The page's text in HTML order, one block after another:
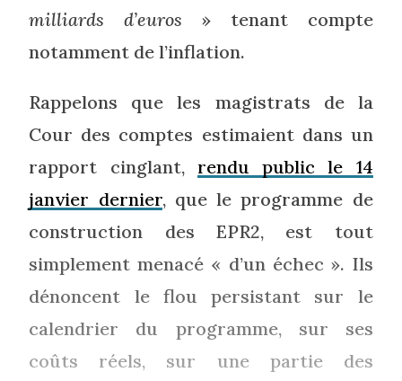
milliards d’euros » tenant compte
notamment de l’inflation.
Rappelons que les magistrats de la
Cour des comptes estimaient dans un
rapport cinglant, rendu public le 14
janvier dernier, que le programme de
construction des EPR2, est tout
simplement menacé « d’un échec ». Ils
dénoncent le flou persistant sur le
calendrier du programme, sur ses
coûts réels, sur une partie des